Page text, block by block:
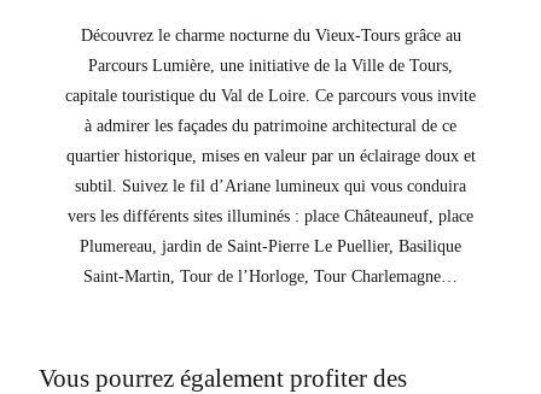
Découvrez le charme nocturne du Vieux-Tours grâce au
Parcours Lumière, une initiative de la Ville de Tours,
capitale touristique du Val de Loire. Ce parcours vous invite
à admirer les façades du patrimoine architectural de ce
quartier historique, mises en valeur par un éclairage doux et
subtil. Suivez le fil d’Ariane lumineux qui vous conduira
vers les différents sites illuminés : place Châteauneuf, place
Plumereau, jardin de Saint-Pierre Le Puellier, Basilique
Saint-Martin, Tour de l’Horloge, Tour Charlemagne…
Vous pourrez également profiter des